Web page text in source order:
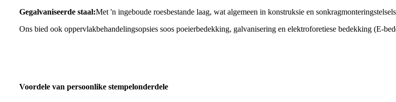
Gegalvaniseerde staal:Met 'n ingeboude roesbestande laag, wat algemeen in konstruksie en
Ons bied ook oppervlakbehandelingsopsies soos poeierbedekking, galvanisering en elektroforetiese bedekking (E-
Voordele van persoonlike stempelonderdele